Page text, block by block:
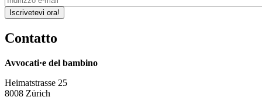
Iscrivetevi ora!
Contatto
Avvocati·e del bambino
Heimatstrasse 25
8008 Zürich